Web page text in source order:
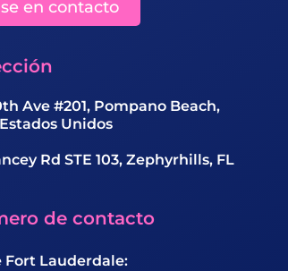
en contacto
Ave #201, Pompano Beach,
Unidos
Rd STE 103, Zephyrhills, FL
de contacto
Fort Lauderdale: